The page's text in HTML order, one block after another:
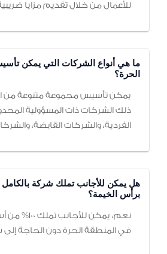
للأعمال من خلال تقديم مزايا ضريبية
ما هي أنواع الشركات التي يمكن
الحرة؟
يمكن تأسيس مجموعة متنوعة من
ذلك الشركات ذات المسؤولية
الفردية، والشركات القابضة،
هل يمكن للأجانب تملك شركة
برأس الخيمة؟
نعم، يمكن
في المنطقة الحرة دون الحاجة